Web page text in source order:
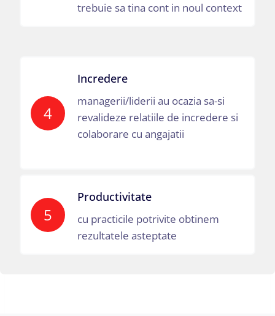
trebuie sa tina cont in noul context
4
Incredere
managerii/liderii au ocazia sa-si
revalideze relatiile de incredere si
colaborare cu angajatii
5
Productivitate
cu practicile potrivite obtinem
rezultatele asteptate